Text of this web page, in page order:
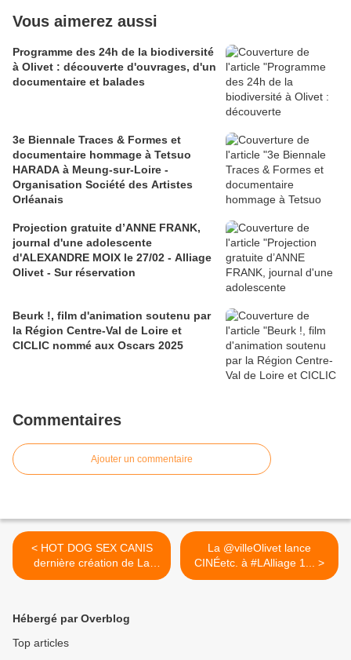
Vous aimerez aussi
Programme des 24h de la biodiversité
à Olivet : découverte d'ouvrages, d'un
documentaire et balades
3e Biennale Traces & Formes et
documentaire hommage à Tetsuo
HARADA à Meung-sur-Loire -
Organisation Société des Artistes
Orléanais
Projection gratuite d’ANNE FRANK,
journal d'une adolescente
d'ALEXANDRE MOIX le 27/02 - Alliage
Olivet - Sur réservation
Beurk !, film d'animation soutenu par
la Région Centre-Val de Loire et
CICLIC nommé aux Oscars 2025
Commentaires
Ajouter un commentaire
< HOT DOG SEX CANIS
dernière création de La
Cie...
La @villeOlivet lance
CINÉetc. à #LAlliage 1... >
Hébergé par Overblog
Top articles